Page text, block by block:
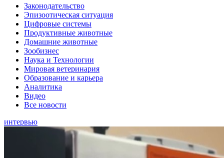
Законодательство
Эпизоотическая ситуация
Цифровые системы
Продуктивные животные
Домашние животные
Зообизнес
Наука и Технологии
Мировая ветеринария
Образование и карьера
Аналитика
Видео
Все новости
интервью